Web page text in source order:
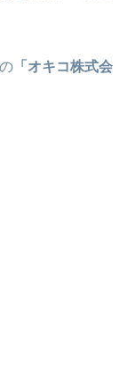
「オキコ株式会